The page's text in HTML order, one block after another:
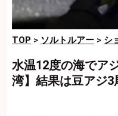
TOP > ソルトルアー > シ
水温12度の海でア
湾】結果は豆アジ3